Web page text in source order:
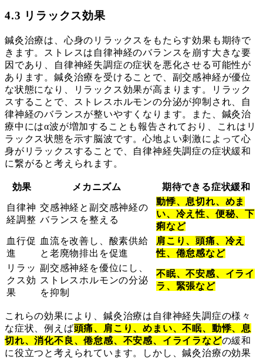
4.3 リラックス効果
鍼灸治療は、心身のリラックスをもたらす効果も期待で
きます。ストレスは自律神経のバランスを崩す大きな要
因であり、自律神経失調症の症状を悪化させる可能性が
あります。鍼灸治療を受けることで、副交感神経が優位
な状態になり、リラックス効果が高まります。リラック
スすることで、ストレスホルモンの分泌が抑制され、自
律神経のバランスが整いやすくなります。また、鍼灸治
療中にはα波が増加することも報告されており、これはリ
ラックス状態を示す脳波です。心地よい刺激によって心
身がリラックスすることで、自律神経失調症の症状緩和
に繋がると考えられます。
効果 メカニズム 期待できる症状緩和
自律神
経調整
交感神経と副交感神経の
バランスを整える
動悸、息切れ、めま
い、冷え性、便秘、下
痢など
血行促
進
血流を改善し、酸素供給
と老廃物排出を促進
肩こり、頭痛、冷え
性、倦怠感など
リラッ
クス効
果
副交感神経を優位にし、
ストレスホルモンの分泌
を抑制
不眠、不安感、イライ
ラ、緊張など
これらの効果により、鍼灸治療は自律神経失調症の様々
な症状、例えば頭痛、肩こり、めまい、不眠、動悸、息
切れ、消化不良、倦怠感、不安感、イライラなどの緩和
に役立つと考えられています。しかし、鍼灸治療の効果